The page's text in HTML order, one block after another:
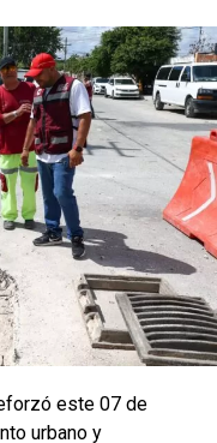
este 07 de
urbano y